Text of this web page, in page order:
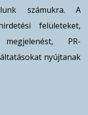
számukra. A
felületeket,
PR-
nyújtanak